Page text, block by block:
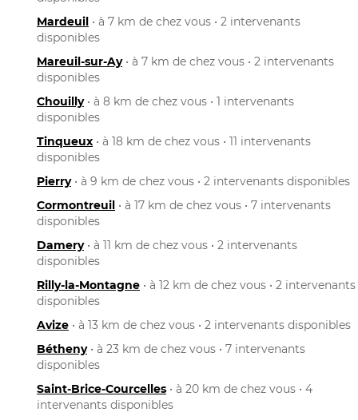
Mardeuil • à 7 km de chez vous • 2 intervenants
disponibles
Mareuil-sur-Ay• à 7 km de chez vous • 2 intervenants
disponibles
Chouilly• à 8 km de chez vous • 1 intervenants
disponibles
Tinqueux • à 18 km de chez vous • 11 intervenants
disponibles
Pierry• à 9 km de chez vous • 2 intervenants disponibles
Cormontreuil • à 17 km de chez vous • 7 intervenants
disponibles
Damery• à 11 km de chez vous • 2 intervenants
disponibles
Rilly-la-Montagne • à 12 km de chez vous • 2 intervenants
disponibles
Avize • à 13 km de chez vous • 2 intervenants disponibles
Bétheny• à 23 km de chez vous • 7 intervenants
disponibles
Saint-Brice-Courcelles • à 20 km de chez vous • 4
intervenants disponibles